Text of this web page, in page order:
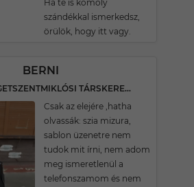
Ha te is komoly
szándékkal ismerkedsz,
örülök, hogy itt vagy.
BERNI
38 ÉVES SZIGETSZENTMIKLÓSI TÁRSKERESŐ
Csak az elejére ,hatha
olvassák: szia mizura,
sablon üzenetre nem
tudok mit írni, nem adom
meg ismeretlenül a
telefonszamom és nem